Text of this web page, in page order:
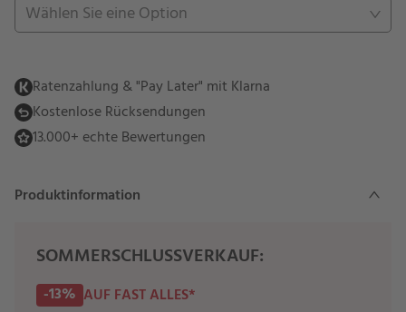
Wählen Sie eine Option
Ratenzahlung & "Pay Later" mit Klarna
Kostenlose Rücksendungen
13.000+ echte Bewertungen
Produktinformation
SOMMERSCHLUSSVERKAUF:
-13% AUF FAST ALLES*